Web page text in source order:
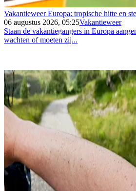
Vakantieweer Europa: tropische hitte en
06 augustus 2026, 05:25Vakantieweer
Staan de vakantiegangers in Europa
wachten of moeten zij...